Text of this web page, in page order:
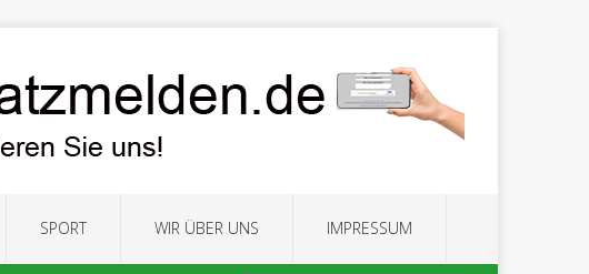
SPORT WIR ÜBER UNS IMPRESSUM